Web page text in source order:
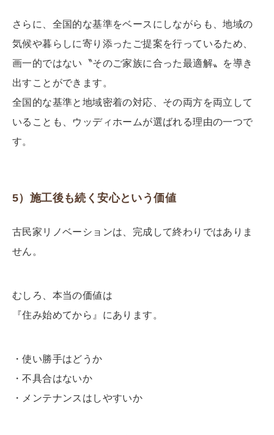
さらに、全国的な基準をベースにしながらも、地域の
気候や暮らしに寄り添ったご提案を行っているため、
画一的ではない〝そのご家族に合った最適解〟を導き
出すことができます。
全国的な基準と地域密着の対応、その両方を両立して
いることも、ウッディホームが選ばれる理由の一つで
す。
5）施工後も続く安心という価値
古民家リノベーションは、完成して終わりではありま
せん。
むしろ、本当の価値は
『住み始めてから』にあります。
・使い勝手はどうか
・不具合はないか
・メンテナンスはしやすいか